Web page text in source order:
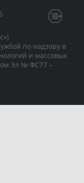
по надзору в
и массовых
Эл № ФС77 –